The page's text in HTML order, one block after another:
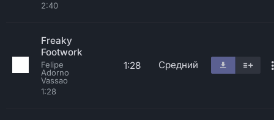
2:40
Freaky
Footwork
Felipe
Adorno
Vassao
1:28
1:28 Средний